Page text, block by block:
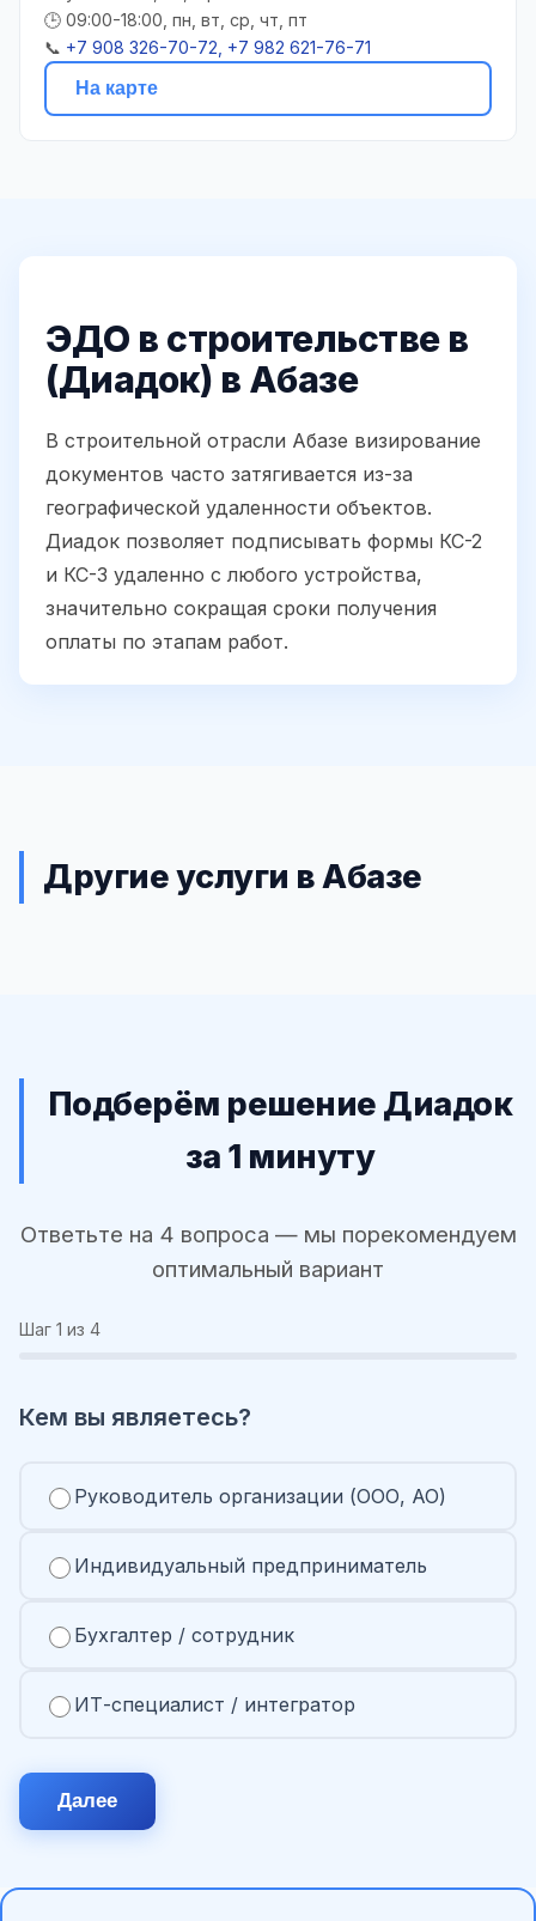
🕒 09:00-18:00, пн, вт, ср, чт, пт
📞 +7 908 326-70-72, +7 982 621-76-71
На карте
ЭДО в строительстве в
(Диадок) в Абазе
В строительной отрасли Абазе визирование
документов часто затягивается из-за
географической удаленности объектов.
Диадок позволяет подписывать формы КС-2
и КС-3 удаленно с любого устройства,
значительно сокращая сроки получения
оплаты по этапам работ.
Другие услуги в Абазе
Подберём решение Диадок
за 1 минуту
Ответьте на 4 вопроса — мы порекомендуем
оптимальный вариант
Шаг 1 из 4
Кем вы являетесь?
Руководитель организации (ООО, АО)
Индивидуальный предприниматель
Бухгалтер / сотрудник
ИТ-специалист / интегратор
Далее